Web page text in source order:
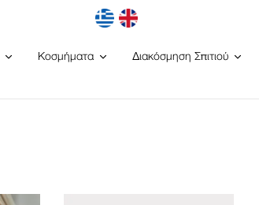
Κοσμήματα Διακόσμηση Σπιτιού